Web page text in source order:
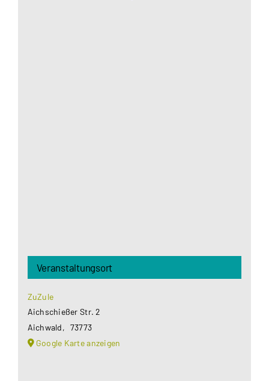
Veranstaltungsort
ZuZule
Aichschießer Str. 2
Aichwald, 73773
Google Karte anzeigen